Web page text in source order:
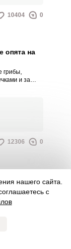
10404 0
опята на
грибы,
и за
то
этим
12306 0
на зиму
в томате на
нашего сайта.
с